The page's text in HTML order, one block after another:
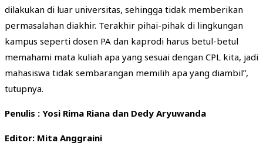
dilakukan di luar universitas, sehingga tidak memberikan
permasalahan diakhir. Terakhir pihai-pihak di lingkungan
kampus seperti dosen PA dan kaprodi harus betul-betul
memahami mata kuliah apa yang sesuai dengan CPL kita, jadi
mahasiswa tidak sembarangan memilih apa yang diambil”,
tutupnya.
Penulis : Yosi Rima Riana dan Dedy Aryuwanda
Editor: Mita Anggraini